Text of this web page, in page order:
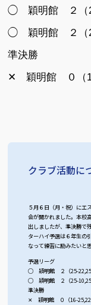
◯ 穎明館 ２（
◯ 穎明館 ２（
準決勝
✕ 穎明館 ０（
クラブ活動に
５月６日（月・祝）にエ
会が開かれました。本校
出しましたが、準決勝で
ターハイ予選は６年生の
なって練習に励みたいと
予選リーグ
◯ 穎明館 ２（25-22,25-
◯ 穎明館 ２（25-10,25-
準決勝
✕ 穎明館 ０（16-25,22-